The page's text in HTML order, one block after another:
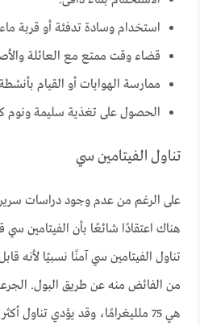
استخدام وسادة تدفئة أو قربة
قضاء وقت ممتع مع العائلة
ممارسة الهوايات أو القيام
الحصول على تغذية سليمة ونوم
تناول الفيتامين سي
على الرغم من عدم وجود دراسات
هناك اعتقادًا شائعًا بأن الفيتامين
تناول الفيتامين سي آمنًا نسبيًا لأنه
من الفائض منه عن طريق البول.